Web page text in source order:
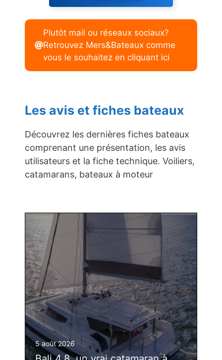
Plutôt mail ou réseaux sociaux?
Retrouvez Mers&Bateaux comme
vous le souhaitez en cliquant ici
Les avis et fiches bateaux
Découvrez les dernières fiches bateaux
comprenant une présentation, les avis
utilisateurs et la fiche technique. Voiliers,
catamarans, bateaux à moteur
5 août 2026